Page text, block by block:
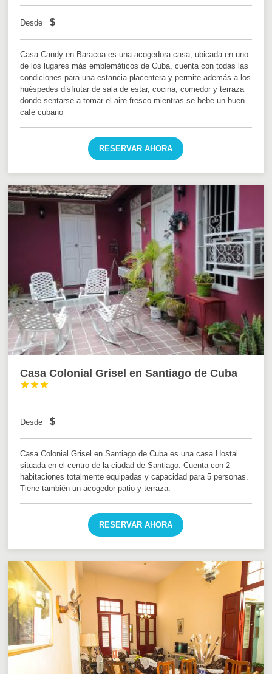
Desde $
Casa Candy en Baracoa es una acogedora casa, ubicada en uno
de los lugares más emblemáticos de Cuba, cuenta con todas las
condiciones para una estancia placentera y permite además a los
huéspedes disfrutar de sala de estar, cocina, comedor y terraza
donde sentarse a tomar el aire fresco mientras se bebe un buen
café cubano
RESERVAR AHORA
Casa Colonial Grisel en Santiago de Cuba



Desde $
Casa Colonial Grisel en Santiago de Cuba es una casa Hostal
situada en el centro de la ciudad de Santiago. Cuenta con 2
habitaciones totalmente equipadas y capacidad para 5 personas.
Tiene también un acogedor patio y terraza.
RESERVAR AHORA